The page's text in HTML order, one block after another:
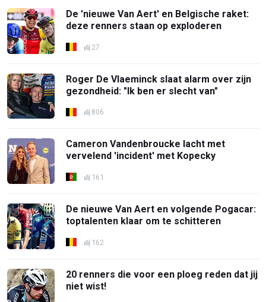
De 'nieuwe Van Aert' en Belgische raket:
deze renners staan op exploderen
27
Roger De Vlaeminck slaat alarm over zijn
gezondheid: "Ik ben er slecht van"
806
Cameron Vandenbroucke lacht met
vervelend 'incident' met Kopecky
161
De nieuwe Van Aert en volgende Pogacar:
toptalenten klaar om te schitteren
162
20 renners die voor een ploeg reden dat jij
niet wist!